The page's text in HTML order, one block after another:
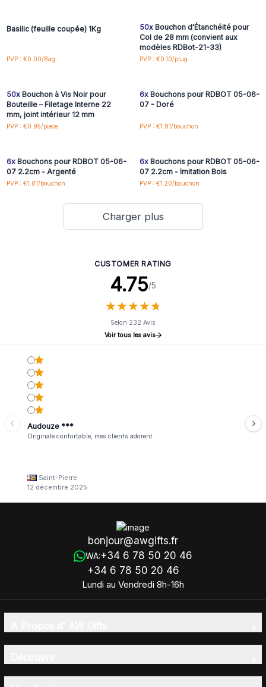
Basilic (feuille coupée) 1Kg
PVP : €0.00/Bag
50xBouchon d'Étanchéité pour
Col de 28 mm (convient aux
modèles RDBot-21-33)
PVP : €0.10/plug
Connectez-vous ou
50xBouchon à Vis Noir pour
Bouteille – Filetage Interne 22
mm, joint intérieur 12 mm
PVP : €0.95/piece
Connectez-vous ou
6xBouchons pour RDBOT 05-06-
07 - Doré
PVP : €1.81/bouchon
Connectez-vous ou
6xBouchons pour RDBOT 05-06-
07 2.2cm - Argenté
PVP : €1.81/bouchon
Connectez-vous ou
6xBouchons pour RDBOT 05-06-
07 2.2cm - Imitation Bois
PVP : €1.20/bouchon
Charger plus
CUSTOMER RATING
4.75/5
★★★★★
★★★★★
Selon 232 Avis
Voir tous les avis
Audouze ***
Originale confortable, mes clients adorent
Saint-Pierre
12 décembre 2025
bonjour@awgifts.fr
WA:+34 6 78 50 20 46
+34 6 78 50 20 46
Lundi au Vendredi 8h-16h